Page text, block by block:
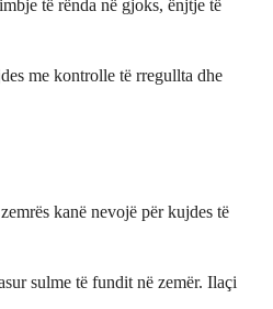
të rënda në gjoks, ënjtje të
me kontrolle të rregullta dhe
kanë nevojë për kujdes të
sulme të fundit në zemër. Ilaçi